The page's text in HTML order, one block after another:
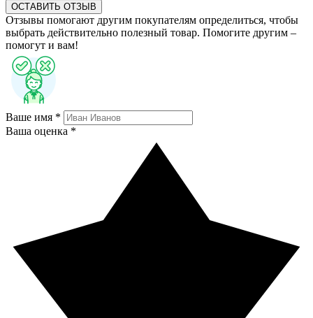
ОСТАВИТЬ ОТЗЫВ
Отзывы помогают другим покупателям определиться, чтобы
выбрать действительно полезный товар. Помогите другим –
помогут и вам!
Ваше имя *
Ваша оценка *